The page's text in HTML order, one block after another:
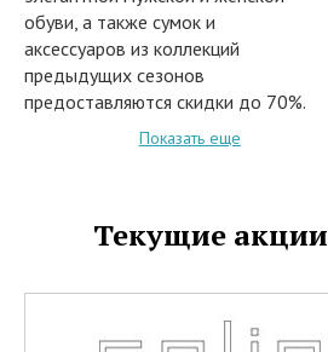
обуви, а также сумок и
аксессуаров из коллекций
предыдущих сезонов
предоставляются скидки до 70%.
В акции участвуют следующие
• Сандалии
• Лодочки
• Шлепанцы
Показать еще
Текущие акции